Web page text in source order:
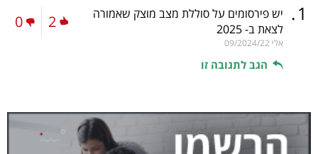
1
. יש פירסומים על סוללת מצב מוצק שאמורה
לצאת ב- 2025
אלי 09/2024/22
הגב לתגובה זו
2
0